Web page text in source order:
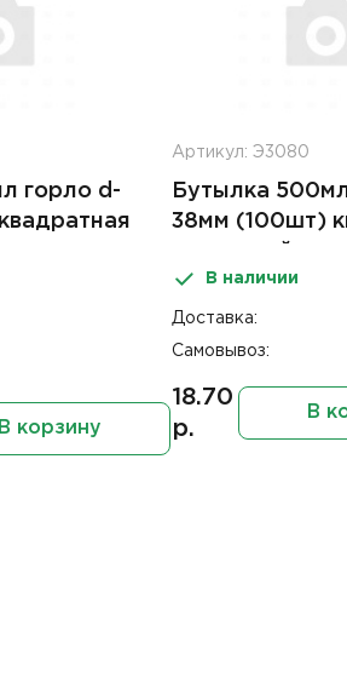
горло d-
В корзину
Артикул: Э3080
Бутылка
38мм (100шт)
(ПЭТ)В наличии
Доставка:
Самовывоз:
18.70
р.
В